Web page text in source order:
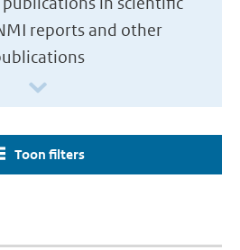
reports and other
Toon filters